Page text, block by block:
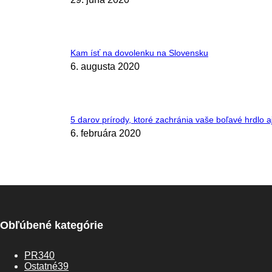
Kam ísť na dovolenku na Slovensku
6. augusta 2020
5 darov prírody, ktoré zachránia vaše boľavé hrdlo
6. februára 2020
Obľúbené kategórie
PR340
Ostatné39